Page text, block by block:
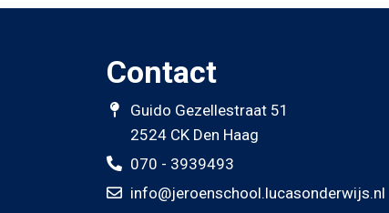
Contact
Guido Gezellestraat 51
2524 CK Den Haag
070 - 3939493
info@jeroenschool.lucasonderwijs.nl